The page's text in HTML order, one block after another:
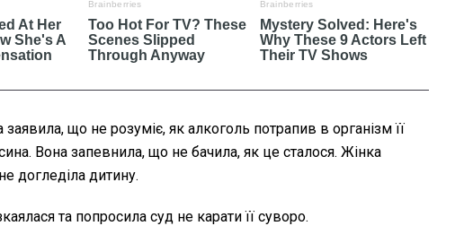
заявила, що не розуміє, як алкоголь потрапив в організм її
Вона запевнила, що не бачила, як це сталося. Жінка
догледіла дитину.
та попросила суд не карати її суворо.